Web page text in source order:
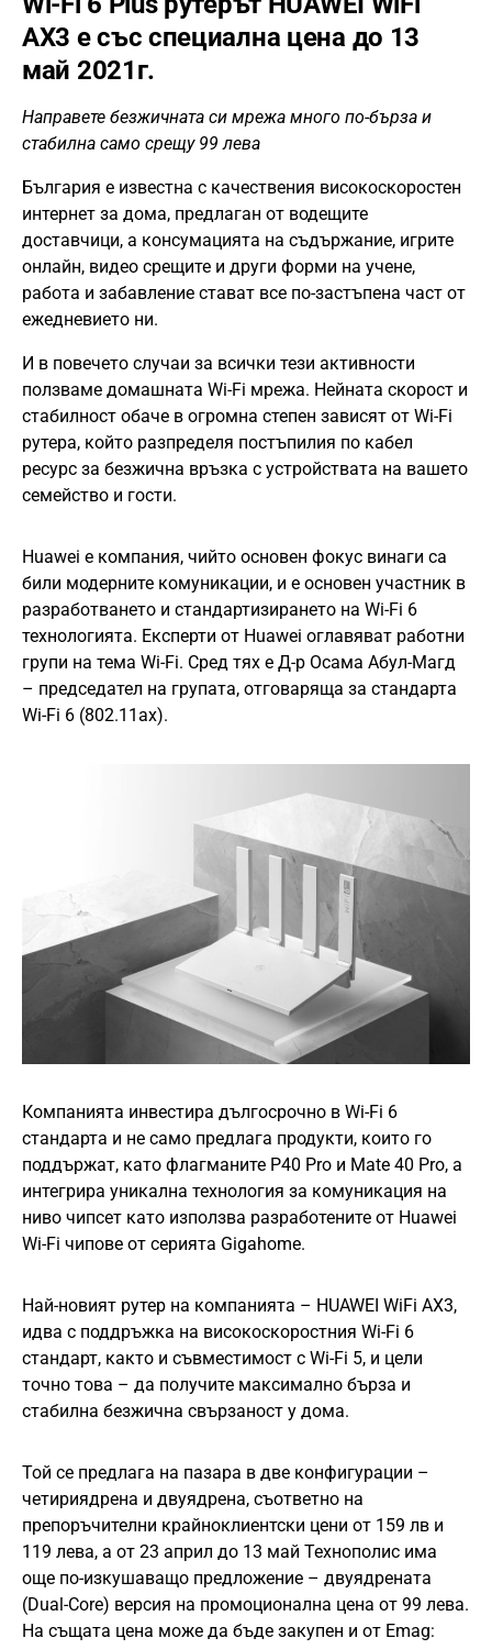
AX3 е със специална цена до 13
май 2021г.
Направeте безжичната си мрежа много по-бърза и
стабилна само срещу 99 лева
България е известна с качествения високоскоростен
интернет за дома, предлаган от водещите
доставчици, а консумацията на съдържание, игрите
онлайн, видео срещите и други форми на учене,
работа и забавление стават все по-застъпена част от
ежедневието ни.
И в повечето случаи за всички тези активности
ползваме домашната Wi-Fi мрежа. Нейната скорост и
стабилност обаче в огромна степен зависят от Wi-Fi
рутера, който разпределя постъпилия по кабел
ресурс за безжична връзка с устройствата на вашето
семейство и гости.
Huawei e компания, чийто основен фокус винаги са
били модерните комуникации, и е основен участник в
разработването и стандартизирането на Wi-Fi 6
технологията. Експерти от Huawei оглавяват работни
групи на тема Wi-Fi. Сред тях е Д-р Осама Абул-Магд
– председател на групата, отговаряща за стандарта
Wi-Fi 6 (802.11ax).
Компанията инвестира дългосрочно в Wi-Fi 6
стандарта и не само предлага продукти, които го
поддържат, като флагманите P40 Pro и Mate 40 Pro, а
интегрира уникална технология за комуникация на
ниво чипсет като използва разработените от Huawei
Wi-Fi чипове от серията Gigahome.
Най-новият рутер на компанията – HUAWEI WiFi AX3,
идва с поддръжка на високоскоростния Wi-Fi 6
стандарт, както и съвместимост с Wi-Fi 5, и цели
точно това – да получите максимално бърза и
стабилна безжична свързаност у дома.
Той се предлага на пазара в две конфигурации –
четириядрена и двуядрена, съответно на
препоръчителни крайноклиентски цени от 159 лв и
119 лева, а от 23 април до 13 май Технополис има
още по-изкушаващо предложение – двуядрената
(Dual-Core) версия на промоционална цена от 99 лева.
На същата цена може да бъде закупен и от Emag: